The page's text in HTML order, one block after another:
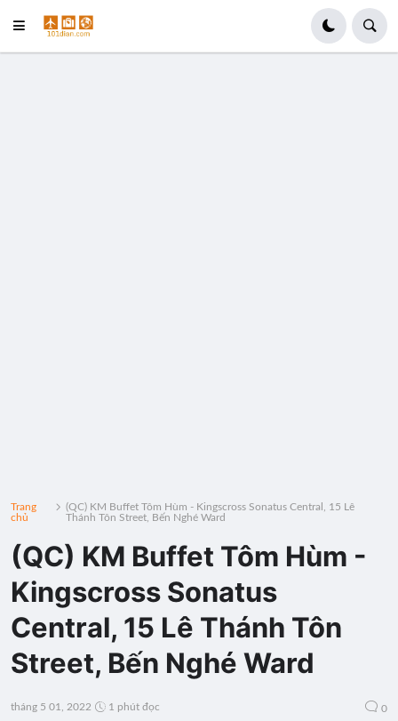
Trang
chủ
(QC) KM Buffet Tôm Hùm - Kingscross Sonatus Central, 15 Lê
Thánh Tôn Street, Bến Nghé Ward
(QC) KM Buffet Tôm Hùm -
Kingscross Sonatus
Central, 15 Lê Thánh Tôn
Street, Bến Nghé Ward
tháng 5 01, 2022 1 phút đọc 0